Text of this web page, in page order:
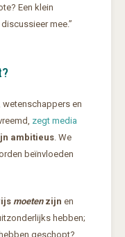
Een klein
mee.”
en
zegt media
ambitieus. We
beïnvloeden
moeten zijn en
hebben;
geschopt?